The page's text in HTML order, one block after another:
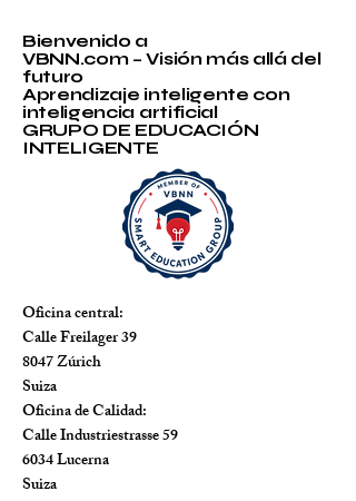
Bienvenido a
VBNN.com – Visión más allá del
futuro
Aprendizaje inteligente con
inteligencia artificial
GRUPO DE EDUCACIÓN
INTELIGENTE
Oficina central:
Calle Freilager 39
8047 Zúrich
Suiza
Oficina de Calidad:
Calle Industriestrasse 59
6034 Lucerna
Suiza